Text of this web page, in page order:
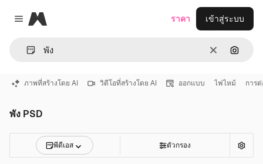
Close menu
Magnific
ชัดเจนค้นหา
ราคา เข้าสู่ระบบ
ภาพที่สร้างโดย AI วิดีโอที่สร้างโดย AI ออกแบบ ไฟไหม้ การ
พัง PSD
พีดีเอส ตัวกรอง